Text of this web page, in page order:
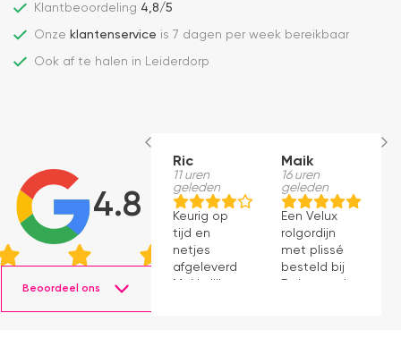
Klantbeoordeling 4,8/5
Onze klantenservice is 7 dagen per week bereikbaar
Ook af te halen in Leiderdorp
4.8
Beoordeel ons
Ric
11 uren
geleden
Keurig op
tijd en
netjes
afgeleverd.
Makkelijk
Maik
16 uren
geleden
Een Velux
rolgordijn
met plissé
besteld bij
Dakraamplaza.